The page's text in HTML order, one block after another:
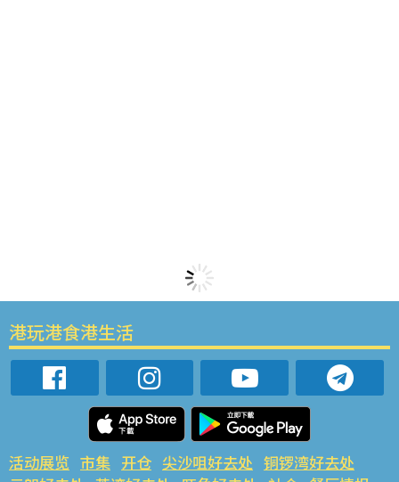
港玩港食港生活
活动展览 市集 开仓 尖沙咀好去处 铜锣湾好去处